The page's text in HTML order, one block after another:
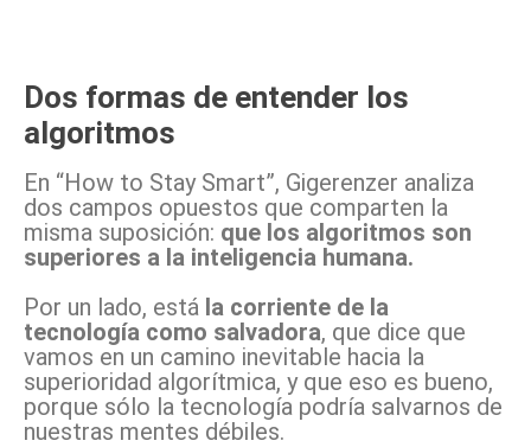
Dos formas de entender los
algoritmos
En “How to Stay Smart”, Gigerenzer analiza
dos campos opuestos que comparten la
misma suposición: que los algoritmos son
superiores a la inteligencia humana.
Por un lado, está la corriente de la
tecnología como salvadora, que dice que
vamos en un camino inevitable hacia la
superioridad algorítmica, y que eso es bueno,
porque sólo la tecnología podría salvarnos de
nuestras mentes débiles.